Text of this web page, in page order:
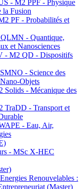
- M2 PPF - Physique
la Fusion
PF - Probabilités et
- Quantique,
et Nanosciences
M2 QD - Dispositifs
- Science des
Objets
- Mécanique des
- Transport et
- Eau, Air,
- MSc X-HEC
Renouvelables :
(Master)